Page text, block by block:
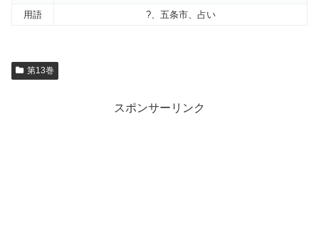
用語
?、五条市、占い
第13巻
スポンサーリンク